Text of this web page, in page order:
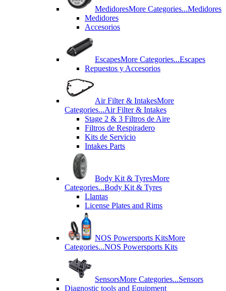
MedidoresMore Categories...Medidores
Medidores
Accesorios
EscapesMore Categories...Escapes
Repuestos y Accesorios
Air Filter & IntakesMore
Categories...Air Filter & Intakes
Stage 2 & 3 Filtros de Aire
Filtros de Respiradero
Kits de Servicio
Intakes Parts
Body Kit & TyresMore
Categories...Body Kit & Tyres
Llantas
License Plates and Rims
NOS Powersports KitsMore
Categories...NOS Powersports Kits
SensorsMore Categories...Sensors
Diagnostic tools and Equipment